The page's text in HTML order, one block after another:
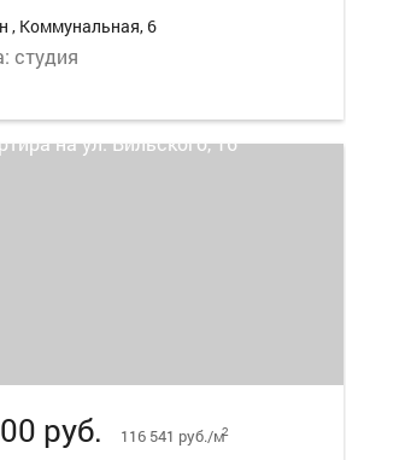
, Коммунальная, 6
студия
руб. 116 541 руб./м2